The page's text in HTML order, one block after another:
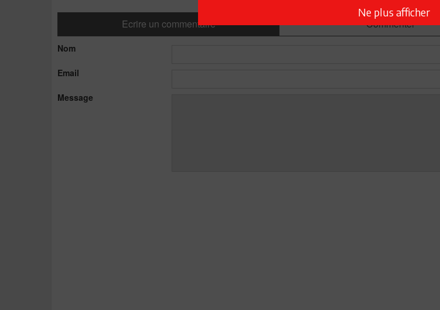
Ecrire un commentaire Commenter
Nom
Email
Message
Ne plus afficher